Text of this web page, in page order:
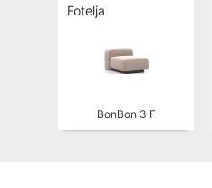
Fotelja
BonBon 3 F